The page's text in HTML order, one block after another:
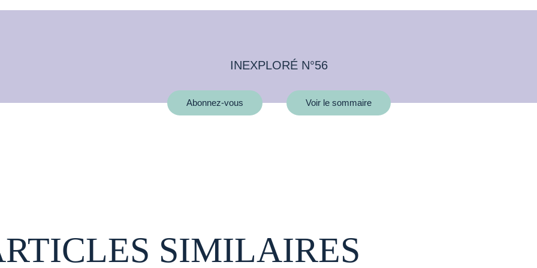
INEXPLORÉ N°56
Abonnez-vous Voir le sommaire
SIMILAIRES